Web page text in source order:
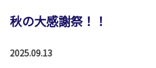
秋の大感謝祭！！
2025.09.13